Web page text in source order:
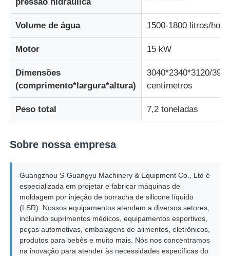
Máquina de moldagem por injeção LSR
Máquina de moldagem por injecção de silicone
Sistema de dosagem LSR
Acessórios para Máquinas de Moldagem por Injeção
Moldagem por injecção de borracha de silicone líquido
molde líquido do silicone
Moagem por injecção de borracha de silicone
Volume de água 1500-1800 litros/hora
Motor 15 kW
Dimensões
(comprimento*largura*altura)
3040*2340*3120/
centímetros
Peso total 7,2 toneladas
Sobre nossa empresa
Guangzhou S-Guangyu Machinery & Equipment Co., Ltd é
especializada em projetar e fabricar máquinas de
moldagem por injeção de borracha de silicone líquido
(LSR). Nossos equipamentos atendem a diversos setores,
incluindo suprimentos médicos, equipamentos esportivos,
peças automotivas, embalagens de alimentos, eletrônicos,
produtos para bebês e muito mais. Nós nos concentramos
na inovação para atender às necessidades específicas do